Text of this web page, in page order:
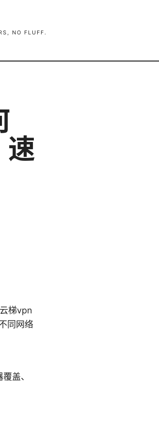
NO FLUFF.
速
梯vpn
同网络
盖、